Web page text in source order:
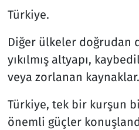
Türkiye.
Diğer ülkeler doğrudan
yıkılmış altyapı,
veya zorlanan kaynaklar.
Türkiye, tek bir kurşun
önemli güçler